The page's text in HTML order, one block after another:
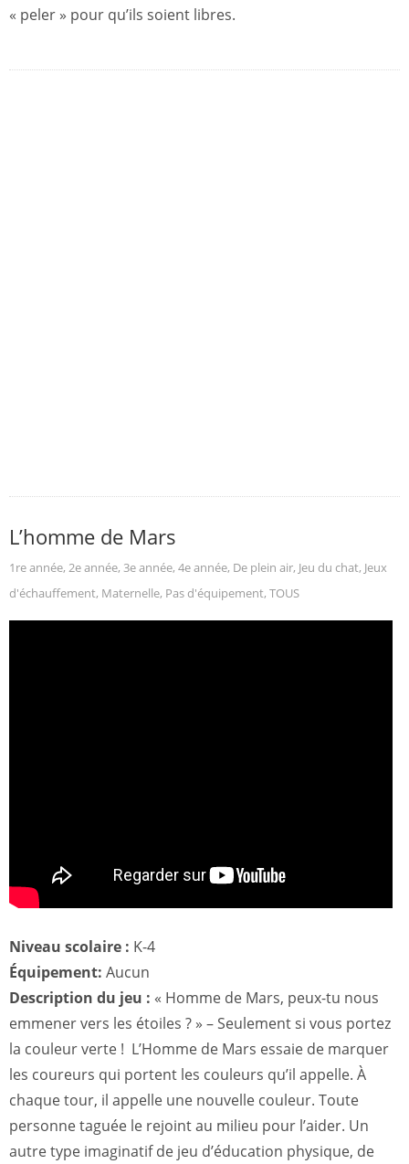
« peler » pour qu’ils soient libres.
L’homme de Mars
1re année, 2e année, 3e année, 4e année, De plein air, Jeu du chat, Jeux
d'échauffement, Maternelle, Pas d'équipement, TOUS
Niveau scolaire : K-4
Équipement: Aucun
Description du jeu : « Homme de Mars, peux-tu nous
emmener vers les étoiles ? » – Seulement si vous portez
la couleur verte ! L’Homme de Mars essaie de marquer
les coureurs qui portent les couleurs qu’il appelle. À
chaque tour, il appelle une nouvelle couleur. Toute
personne taguée le rejoint au milieu pour l’aider. Un
autre type imaginatif de jeu d’éducation physique, de